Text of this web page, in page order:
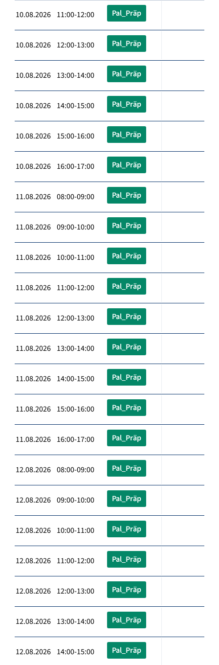
10.08.2026 11:00-12:00 Pal_Präp
10.08.2026 12:00-13:00 Pal_Präp
10.08.2026 13:00-14:00 Pal_Präp
10.08.2026 14:00-15:00 Pal_Präp
10.08.2026 15:00-16:00 Pal_Präp
10.08.2026 16:00-17:00 Pal_Präp
11.08.2026 08:00-09:00 Pal_Präp
11.08.2026 09:00-10:00 Pal_Präp
11.08.2026 10:00-11:00 Pal_Präp
11.08.2026 11:00-12:00 Pal_Präp
11.08.2026 12:00-13:00 Pal_Präp
11.08.2026 13:00-14:00 Pal_Präp
11.08.2026 14:00-15:00 Pal_Präp
11.08.2026 15:00-16:00 Pal_Präp
11.08.2026 16:00-17:00 Pal_Präp
12.08.2026 08:00-09:00 Pal_Präp
12.08.2026 09:00-10:00 Pal_Präp
12.08.2026 10:00-11:00 Pal_Präp
12.08.2026 11:00-12:00 Pal_Präp
12.08.2026 12:00-13:00 Pal_Präp
12.08.2026 13:00-14:00 Pal_Präp
12.08.2026 14:00-15:00 Pal_Präp